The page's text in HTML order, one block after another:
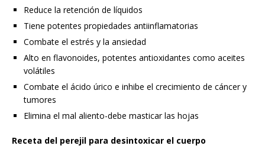
Reduce la retención de líquidos
Tiene potentes propiedades antiinflamatorias
Combate el estrés y la ansiedad
Alto en flavonoides, potentes antioxidantes como aceites
volátiles
Combate el ácido úrico e inhibe el crecimiento de cáncer y
tumores
Elimina el mal aliento-debe masticar las hojas
Receta del perejil para desintoxicar el cuerpo